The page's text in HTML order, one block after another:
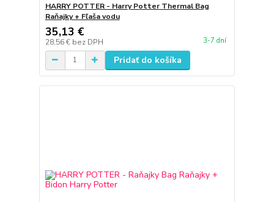
HARRY POTTER - Harry Potter Thermal Bag
Raňajky + Fľaša vodu
35,13 €
28,56 € bez DPH 3-7 dní
Pridať do košíka